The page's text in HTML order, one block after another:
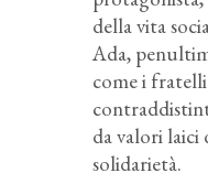
della vita
Ada,
come i fratelli
da valori laici
solidarietà.